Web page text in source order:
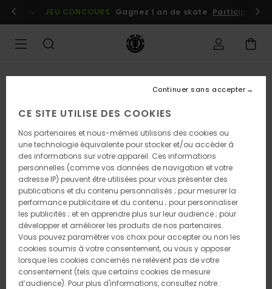
l'information
Se connecter / s'inscrire
JEU CONCOURS Gagnez 1 an de skate Participez
CE SITE UTILISE DES COOKIES
Nos partenaires et nous-mêmes utilisons des cookies ou
une technologie équivalente pour stocker et/ou accéder à
des informations sur votre appareil. Ces informations
personnelles (comme vos données de navigation et votre
adresse IP) peuvent être utilisées pour vous présenter des
publications et du contenu personnalisés ; pour mesurer la
performance publicitaire et du contenu ; pour personnaliser
les publicités ; et en apprendre plus sur leur audience ; pour
développer et améliorer les produits de nos partenaires.
Vous pouvez paramétrer vos choix pour accepter ou non les
cookies soumis à votre consentement, ou vous y opposer
lorsque les cookies concernés ne relèvent pas de votre
consentement (tels que certains cookies de mesure
d’audience). Pour plus d'informations, consultez notre :
Continuer sans accepter